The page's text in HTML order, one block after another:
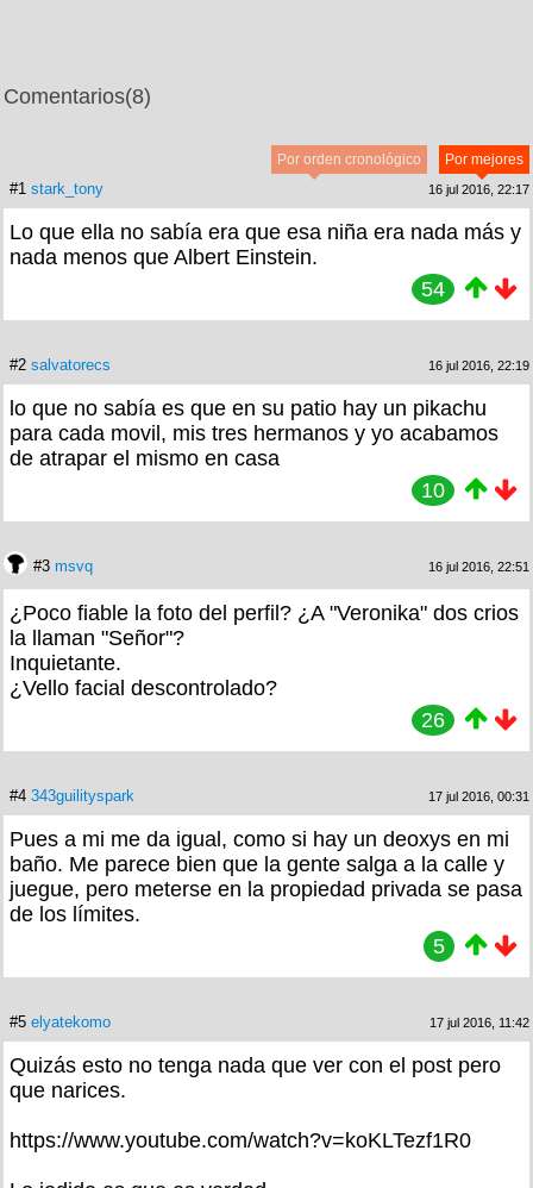
Comentarios(8)
Por mejores
Por orden cronológico
#1 stark_tony 16 jul 2016, 22:17
Lo que ella no sabía era que esa niña era nada más y
nada menos que Albert Einstein.
54
#2 salvatorecs 16 jul 2016, 22:19
lo que no sabía es que en su patio hay un pikachu
para cada movil, mis tres hermanos y yo acabamos
de atrapar el mismo en casa
10
#3 msvq 16 jul 2016, 22:51
¿Poco fiable la foto del perfil? ¿A "Veronika" dos crios
la llaman "Señor"?
Inquietante.
¿Vello facial descontrolado?
26
#4 343guilityspark 17 jul 2016, 00:31
Pues a mi me da igual, como si hay un deoxys en mi
baño. Me parece bien que la gente salga a la calle y
juegue, pero meterse en la propiedad privada se pasa
de los límites.
5
#5 elyatekomo 17 jul 2016, 11:42
Quizás esto no tenga nada que ver con el post pero
que narices.
https://www.youtube.com/watch?v=koKLTezf1R0